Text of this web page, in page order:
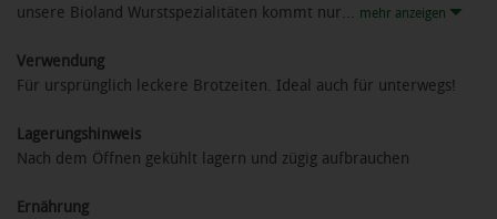
unsere Bioland Wurstspezialitäten kommt nur... mehr anzeigen
Verwendung
Für ursprünglich leckere Brotzeiten. Ideal auch für unterwegs!
Lagerungshinweis
Nach dem Öffnen gekühlt lagern und zügig aufbrauchen
Ernährung